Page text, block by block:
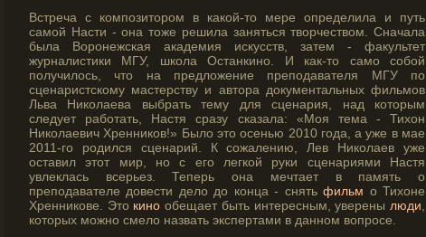
Встреча с композитором в какой-то мере определила и путь
самой Насти - она тоже решила заняться творчеством. Сначала
была Воронежская академия искусств, затем - факультет
журналистики МГУ, школа Останкино. И как-то само собой
получилось, что на предложение преподавателя МГУ по
сценаристскому мастерству и автора документальных фильмов
Льва Николаева выбрать тему для сценария, над которым
следует работать, Настя сразу сказала: «Моя тема - Тихон
Николаевич Хренников!» Было это осенью 2010 года, а уже в мае
2011-го родился сценарий. К сожалению, Лев Николаев уже
оставил этот мир, но с его легкой руки сценариями Настя
увлеклась всерьез. Теперь она мечтает в память о
преподавателе довести дело до конца - снятьфильм о Тихоне
Хренникове. Это кино обещает быть интересным, уверены люди
которых можно смело назвать экспертами в данном вопросе.